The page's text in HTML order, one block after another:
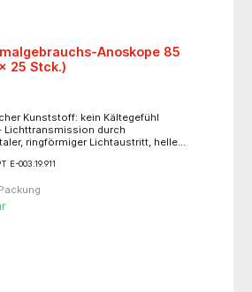
Anoskope 85
25 Stck.)
Kunststoff: kein Kältegefühl
Lichttransmission durch
ringförmiger Lichtaustritt, helle,
(Markierung auf Tubus-
E-003.19.911